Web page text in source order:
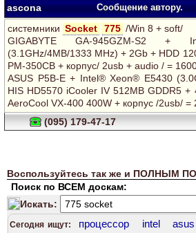
ascona Сообщение автору.
системники Socket 775 /Win 8 + soft/
GIGABYTE GA-945GZM-S2 +
(3.1GHz/4MB/1333 MHz) + 2Gb + HDD
PM-350CB + корпус/ 2usb + audio / = 1600
ASUS P5B-E + Intel® Xeon® Е5430
HIS HD5570 iCooler IV 512MB GDDR5
AeroCool VX-400 400W + корпус /2usb/ =
(095) 179-47-17
Воспользуйтесь так же и ПОЛНЫМ
Поиск по ВСЕМ доскам:
Искать:
Сегодня ищут: процессор intel asus